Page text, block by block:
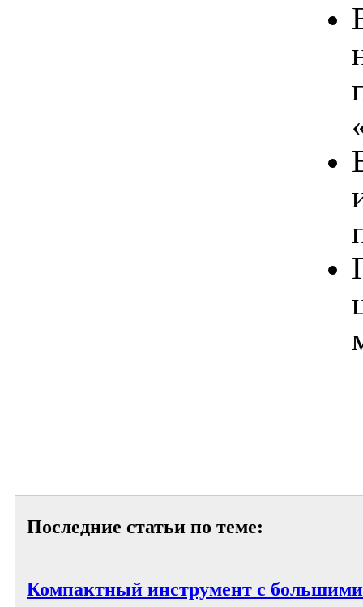
Последние статьи по теме:
Компактный инструмент с